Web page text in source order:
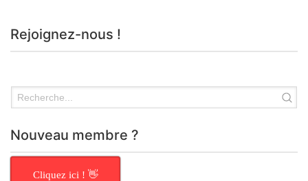
Rejoignez-nous !
Nouveau membre ?
Cliquez ici ! 👋